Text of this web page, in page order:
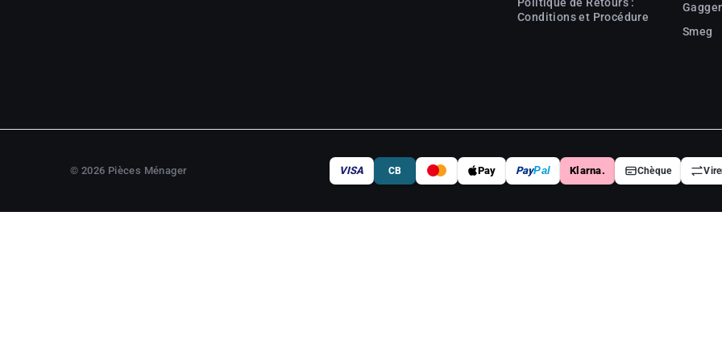
Conditions et Procédure
Smeg
© 2026 Pièces Ménager VISA CB Pay PayPal Klarna. Chèque